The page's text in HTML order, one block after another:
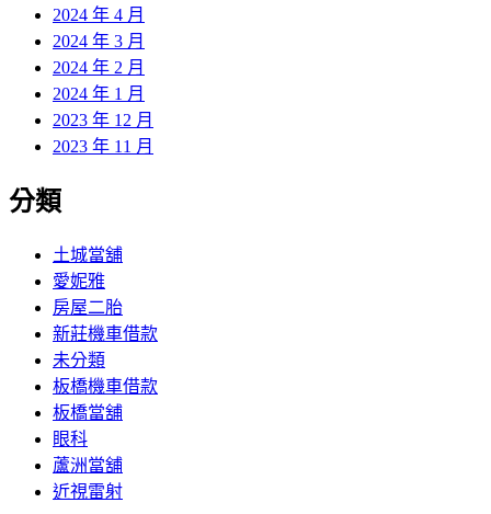
2024 年 4 月
2024 年 3 月
2024 年 2 月
2024 年 1 月
2023 年 12 月
2023 年 11 月
分類
土城當舖
愛妮雅
房屋二胎
新莊機車借款
未分類
板橋機車借款
板橋當舖
眼科
蘆洲當舖
近視雷射